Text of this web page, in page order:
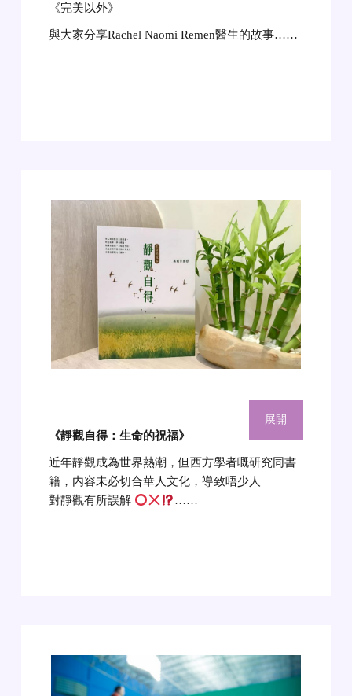
《完美以外》
與大家分享Rachel Naomi Remen醫生的故事……
《靜觀自得：生命的祝福》
近年靜觀成為世界熱潮，但西方學者嘅研究同書
籍，内容未必切合華人文化，導致唔少人
對靜觀有所誤解
……
展開